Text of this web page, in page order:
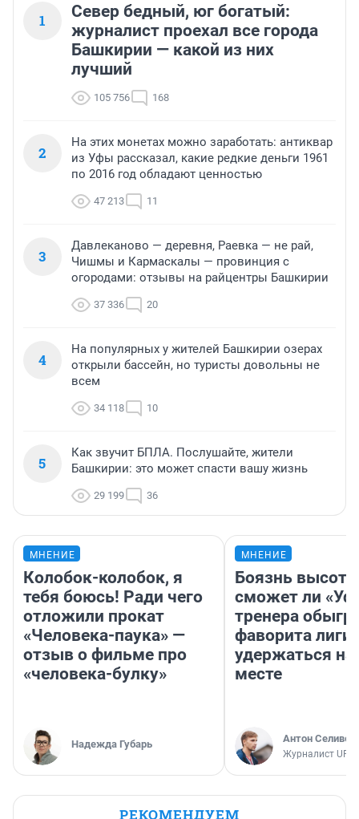
1
Север бедный, юг богатый:
журналист проехал все города
Башкирии — какой из них
лучший
105 756 168
2
На этих монетах можно заработать: антиквар
из Уфы рассказал, какие редкие деньги 1961
по 2016 год обладают ценностью
47 213 11
3
Давлеканово — деревня, Раевка — не рай,
Чишмы и Кармаскалы — провинция с
огородами: отзывы на райцентры Башкирии
37 336 20
4
На популярных у жителей Башкирии озерах
открыли бассейн, но туристы довольны не
всем
34 118 10
5
Как звучит БПЛА. Послушайте, жители
Башкирии: это может спасти вашу жизнь
29 199 36
МНЕНИЕ
Колобок-колобок, я
тебя боюсь! Ради чего
отложили прокат
«Человека-паука» —
отзыв о фильме про
«человека-булку»
Надежда Губарь
МНЕНИЕ
Боязнь
сможет ли
тренера
фаворита лиги
удержаться
месте
Антон
Журналист
РЕКОМЕНДУЕМ